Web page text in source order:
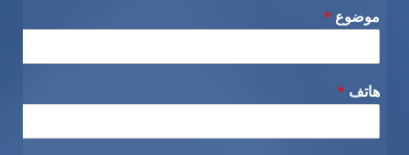
موضوع *
هاتف *